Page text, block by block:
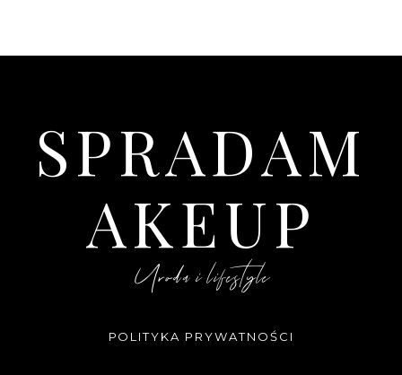
SPRADAM
AKEUP
Uroda i lifestyle
POLITYKA PRYWATNOŚCI